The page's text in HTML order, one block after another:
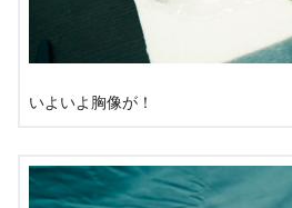
いよいよ胸像が！